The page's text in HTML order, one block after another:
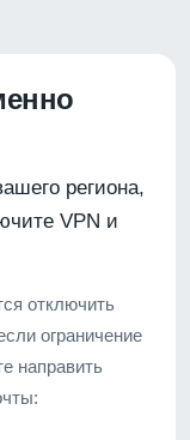
региона,
VPN и
отключить
ограничение
направить